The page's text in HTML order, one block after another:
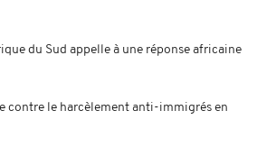
du Sud appelle à une réponse africaine
contre le harcèlement anti-immigrés en